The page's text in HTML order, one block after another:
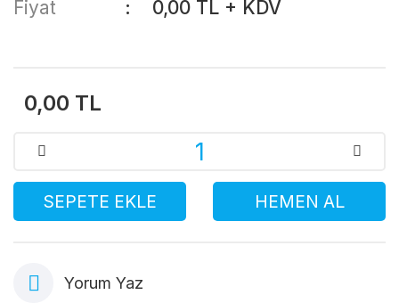
Fiyat
0,00 TL + KDV
0,00 TL
SEPETE EKLE HEMEN AL
Yorum Yaz